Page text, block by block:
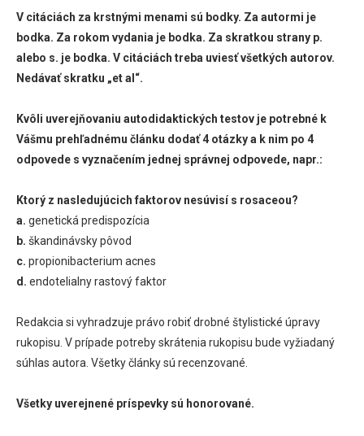
V citáciách za krstnými menami sú bodky. Za autormi je
bodka. Za rokom vydania je bodka. Za skratkou strany p.
alebo s. je bodka. V citáciách treba uviesť všetkých autorov.
Nedávať skratku „et al“.
Kvôli uverejňovaniu autodidaktických testov je potrebné k
Vášmu prehľadnému článku dodať 4 otázky a k nim po 4
odpovede s vyznačením jednej správnej odpovede, napr.:
Ktorý z nasledujúcich faktorov nesúvisí s rosaceou?
a. genetická predispozícia
b. škandinávsky pôvod
c. propionibacterium acnes
d. endotelialny rastový faktor
Redakcia si vyhradzuje právo robiť drobné štylistické úpravy
rukopisu. V prípade potreby skrátenia rukopisu bude vyžiadaný
súhlas autora. Všetky články sú recenzované.
Všetky uverejnené príspevky sú honorované.